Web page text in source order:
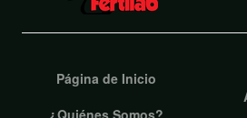
Página de Inicio
¿Quiénes Somos?